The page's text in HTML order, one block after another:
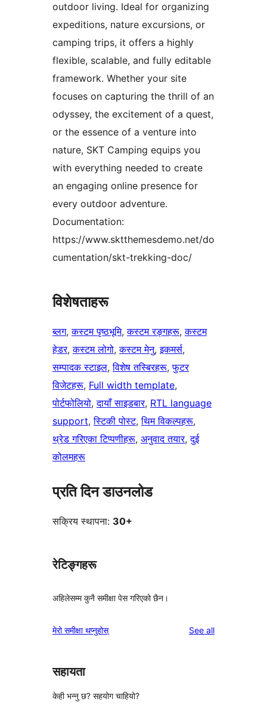
outdoor living. Ideal for organizing
expeditions, nature excursions, or
camping trips, it offers a highly
flexible, scalable, and fully editable
framework. Whether your site
focuses on capturing the thrill of an
odyssey, the excitement of a quest,
or the essence of a venture into
nature, SKT Camping equips you
with everything needed to create
an engaging online presence for
every outdoor adventure.
Documentation:
https://www.sktthemesdemo.net/do
cumentation/skt-trekking-doc/
विशेषताहरू
ब्लग, कस्टम पृष्ठभूमि, कस्टम रङ्गहरू, कस्टम
हेडर, कस्टम लोगो, कस्टम मेनु, इकमर्स
सम्पादक स्टाइल, विशेष तस्बिरहरू, फुटर
विजेटहरू, Full width template
पोर्टफोलियो, दायाँ साइडबार, RTL language
support, स्टिकी पोस्ट, थिम विकल्पहरू
थ्रेड गरिएका टिप्पणीहरू, अनुवाद तयार, दुई
कोलमहरू
प्रति दिन डाउनलोड
सक्रिय स्थापना: 30+
रेटिङ्गहरू
अहिलेसम्म कुनै समीक्षा पेस गरिएको छैन।
मेरो समीक्षा थप्नुहोस् See allreviews
सहायता
केही भन्नु छ? सहयोग चाहियो?